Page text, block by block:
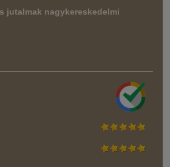
jutalmak nagykereskedelmi